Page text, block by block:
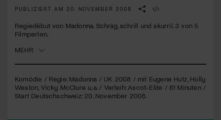
53
seconds
PUBLIZIERT AM 20. NOVEMBER 2008
Regiedébut von Madonna. Schräg, schrill und skurril. 3 von 5
Filmperlen.
MEHR
Komödie / Regie: Madonna / UK 2008 / mit Eugene Hutz, Holly
Weston, Vicky McClure u.a. / Verleih: Ascot-Elite / 81 Minuten /
Start Deutschschweiz: 20. November 2008.
Engagiere dich als Kulturliebhaber:in, Kulturschaffende(r) oder
Mit deiner Mitgliedschaft erhältst du kostenlosen Zugang zu
diversen Kulturevents.
Jetzt Mitglied werden